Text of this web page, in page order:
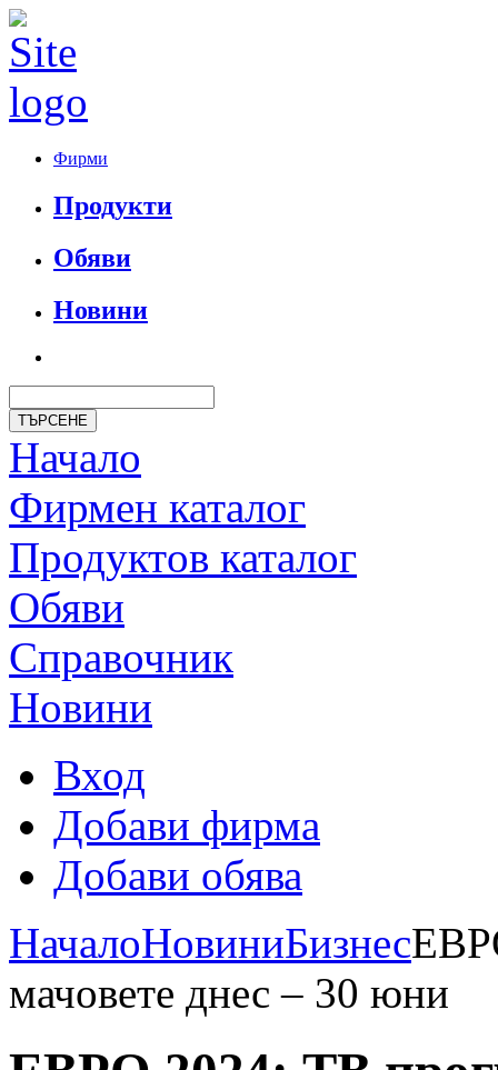
Фирми
Продукти
Обяви
Новини
Начало
Фирмен каталог
Продуктoв каталог
Обяви
Справочник
Новини
Вход
Добави фирма
Добави обява
НачалоНовиниБизнес
мачовете днес – 30 юни